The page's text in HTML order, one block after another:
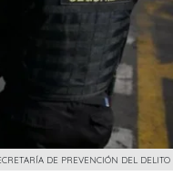
DE PREVENCIÓN DEL DELITO